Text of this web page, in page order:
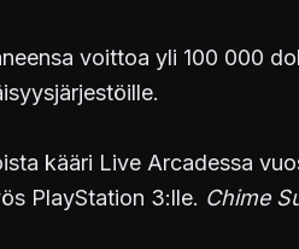
voittoa yli 100 000
kääri Live Arcadessa
PlayStation 3:lle. Chime